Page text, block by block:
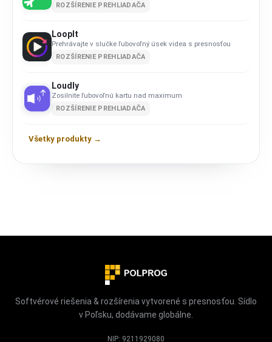
ROZŠÍRENIE PREHLIADAČA
LoopIt
Prehrávajte v slučke ľubovoľný úsek videa s presnosťou
ROZŠÍRENIE PREHLIADAČA
Loudly
Zosilnite ľubovoľnú kartu nad maximum
ROZŠÍRENIE PREHLIADAČA
Všetky produkty →
Softvérové riešenia & rozšírenia vytvorené s presnosťou. Sídlo
v Poľsku, dodávame globálne.
NIP: 9211929080